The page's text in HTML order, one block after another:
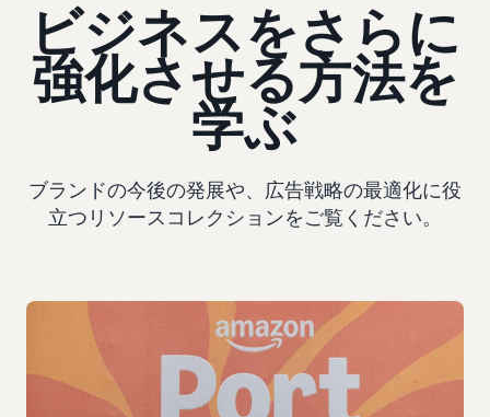
ビジネスをさらに
強化させる方法を
学ぶ
ブランドの今後の発展や、広告戦略の最適化に役
立つリソースコレクションをご覧ください。